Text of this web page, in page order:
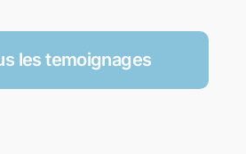
les temoignages